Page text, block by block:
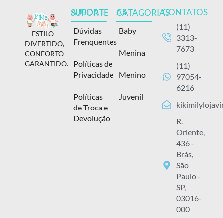
ESTILO
DIVERTIDO,
CONFORTO
GARANTIDO.
AJUDA E SUPORTE
Dúvidas
Frenquentes
Políticas de
Privacidade
Políticas
de Troca e
Devolução
AS CATAGORIAS
Baby
Menina
Menino
Juvenil
CONTATOS
(11)
3313-
7673
(11)
97054-
6216
R.
Oriente,
436 -
Brás,
São
Paulo -
SP,
03016-
000